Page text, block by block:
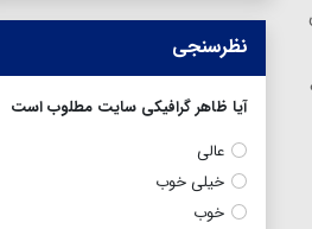
۲۵%
نظرسنجی
آیا ظاهر گرافیکی سایت مطلوب است
عالی
خیلی خوب
خوب